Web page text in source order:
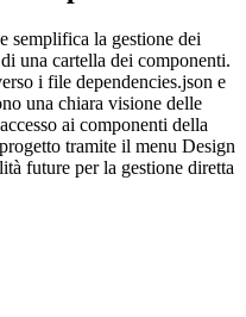
semplifica la gestione dei
una cartella dei componenti.
i file dependencies.json e
una chiara visione delle
ai componenti della
tramite il menu Design
future per la gestione diretta